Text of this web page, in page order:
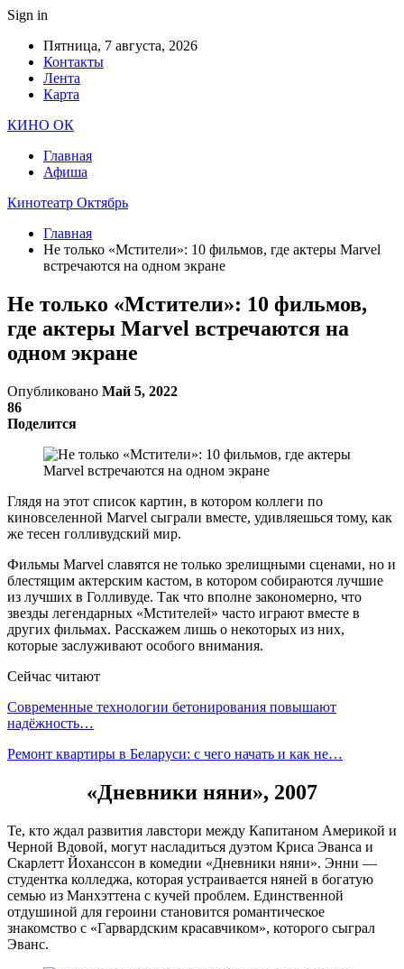
Sign in
Пятница, 7 августа, 2026
Контакты
Лента
Карта
КИНО ОК
Главная
Афиша
Кинотеатр Октябрь
Главная
Не только «Мстители»: 10 фильмов, где актеры Marvel
встречаются на одном экране
Не только «Мстители»: 10 фильмов,
где актеры Marvel встречаются на
одном экране
Опубликовано Май 5, 2022
86
Поделится
Глядя на этот список картин, в котором коллеги по
киновселенной Marvel сыграли вместе, удивляешься тому, как
же тесен голливудский мир.
Фильмы Marvel славятся не только зрелищными сценами, но и
блестящим актерским кастом, в котором собираются лучшие
из лучших в Голливуде. Так что вполне закономерно, что
звезды легендарных «Мстителей» часто играют вместе в
других фильмах. Расскажем лишь о некоторых из них,
которые заслуживают особого внимания.
Сейчас читают
Современные технологии бетонирования повышают
надёжность…
Ремонт квартиры в Беларуси: с чего начать и как не…
«Дневники няни», 2007
Те, кто ждал развития лавстори между Капитаном Америкой и
Черной Вдовой, могут насладиться дуэтом Криса Эванса и
Скарлетт Йоханссон в комедии «Дневники няни». Энни —
студентка колледжа, которая устраивается няней в богатую
семью из Манхэттена с кучей проблем. Единственной
отдушиной для героини становится романтическое
знакомство с «Гарвардским красавчиком», которого сыграл
Эванс.